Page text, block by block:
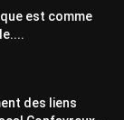
est comme
des liens